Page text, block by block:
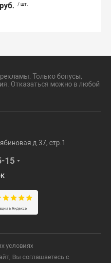
/ шт.
Только бонусы,
Отказаться можно в любой
д.37, стр.1
15
условиях
Вы соглашаетесь с